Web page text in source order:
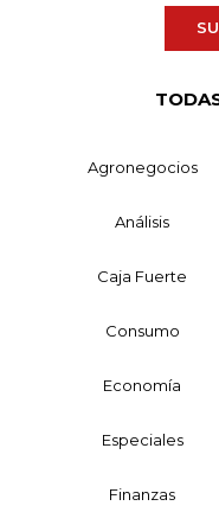
Agronegocios
Análisis
Caja Fuerte
Consumo
Economía
Especiales
Finanzas